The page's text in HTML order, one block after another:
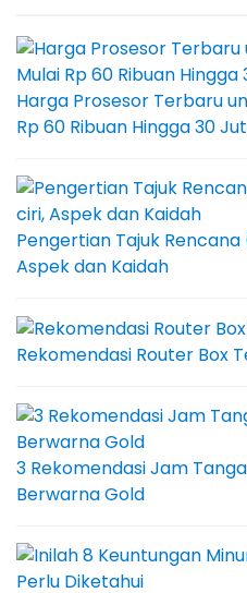
Harga Prosesor Terbaru
Rp 60 Ribuan Hingga 30
Pengertian Tajuk
Aspek dan Kaidah
Rekomendasi Router Box
3 Rekomendasi Jam
Berwarna Gold